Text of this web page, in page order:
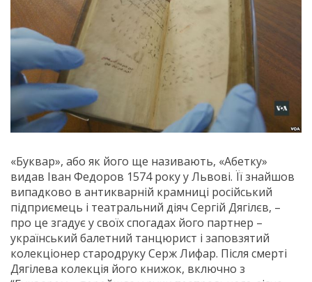
«Буквар», або як його ще називають, «Абетку»
видав Іван Федоров 1574 року у Львові. Її знайшов
випадково в антикварній крамниці російський
підприємець і театральний діяч Сергій Дягілєв, –
про це згадує у своїх спогадах його партнер –
український балетний танцюрист і заповзятий
колекціонер стародруку Серж Лифар. Після смерті
Дягілева колекція його книжок, включно з